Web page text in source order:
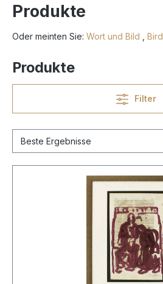
Produkte
Oder meinten Sie: Wort und Bild Bird
Produkte
Filter